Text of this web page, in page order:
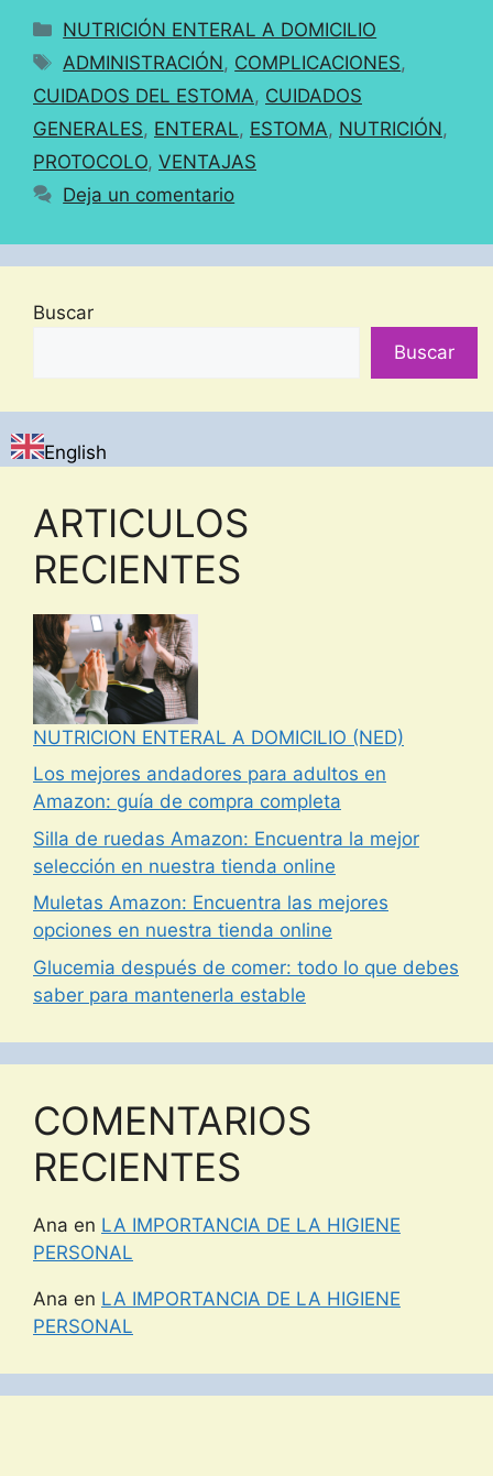
Categorías
NUTRICIÓN ENTERAL A DOMICILIO
Etiquetas
ADMINISTRACIÓN, COMPLICACIONES,
CUIDADOS DEL ESTOMA, CUIDADOS
GENERALES, ENTERAL, ESTOMA, NUTRICIÓN,
PROTOCOLO, VENTAJAS
Deja un comentario
Buscar
Buscar
English
ARTICULOS
RECIENTES
NUTRICION ENTERAL A DOMICILIO (NED)
Los mejores andadores para adultos en
Amazon: guía de compra completa
Silla de ruedas Amazon: Encuentra la mejor
selección en nuestra tienda online
Muletas Amazon: Encuentra las mejores
opciones en nuestra tienda online
Glucemia después de comer: todo lo que debes
saber para mantenerla estable
COMENTARIOS
RECIENTES
Ana en LA IMPORTANCIA DE LA HIGIENE
PERSONAL
Ana en LA IMPORTANCIA DE LA HIGIENE
PERSONAL